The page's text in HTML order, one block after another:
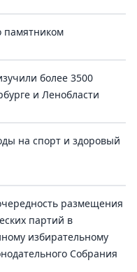
памятником
более 3500
и Ленобласти
на спорт и здоровый
размещения
партий в
избирательному
Собрания